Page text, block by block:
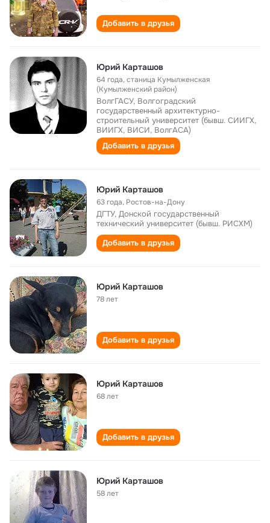
Добавить в друзья
Юрий Карташов
64 года,станица Кумылженская
(Кумылженский район)
ВолгГАСУ, Волгоградский
государственный архитектурно-
строительный университет (бывш. СИИГХ,
ВИИГХ, ВИСИ, ВолгАСА)
Добавить в друзья
Юрий Карташов
63 года, Ростов-на-Дону
ДГТУ, Донской государственный
технический университет (бывш. РИСХМ)
Добавить в друзья
Юрий Карташов
78 лет
Добавить в друзья
Юрий Карташов
68 лет
Добавить в друзья
Юрий Карташов
58 лет